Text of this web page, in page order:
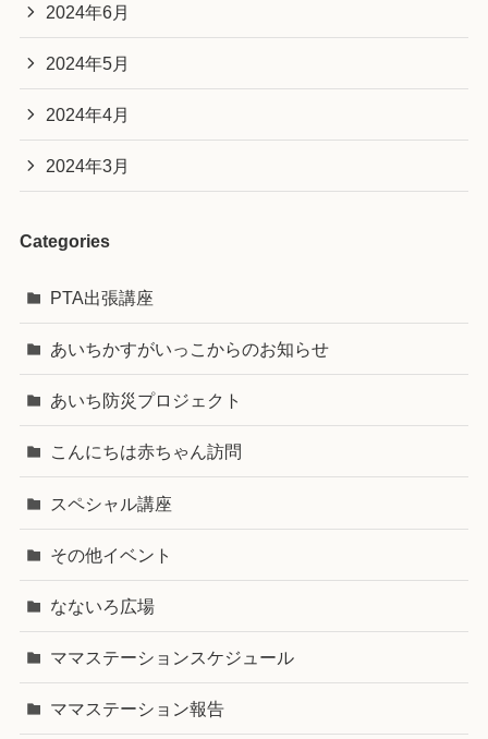
2024年6月
2024年5月
2024年4月
2024年3月
Categories
PTA出張講座
あいちかすがいっこからのお知らせ
あいち防災プロジェクト
こんにちは赤ちゃん訪問
スペシャル講座
その他イベント
なないろ広場
ママステーションスケジュール
ママステーション報告